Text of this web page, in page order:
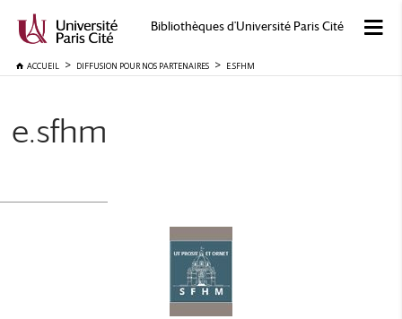
Bibliothèques d'Université Paris Cité
ACCUEIL DIFFUSION POUR NOS PARTENAIRES E.SFHM
e.sfhm